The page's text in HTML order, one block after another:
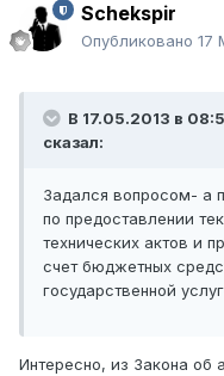
Schekspir
Опубликовано 17
В 17.05.2013 в
сказал:
Задался вопросом- а
по предоставлении
технических актов и
счет бюджетных
государственной
Интересно, из Закона об